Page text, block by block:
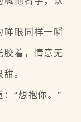
眼同样一瞬
着，情意无
。
“想抱你。”